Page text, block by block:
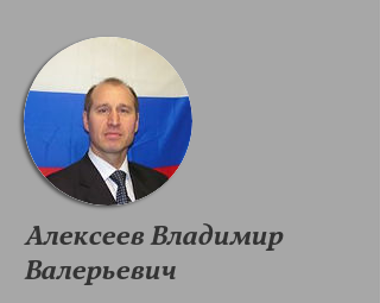
Алексеев Владимир
Валерьевич